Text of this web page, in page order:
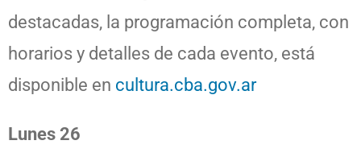
destacadas, la programación completa, con
horarios y detalles de cada evento, está
disponible en cultura.cba.gov.ar
Lunes 26